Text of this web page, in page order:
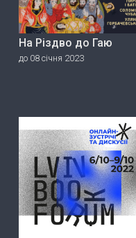
На Різдво до Гаю
до 08 січня 2023